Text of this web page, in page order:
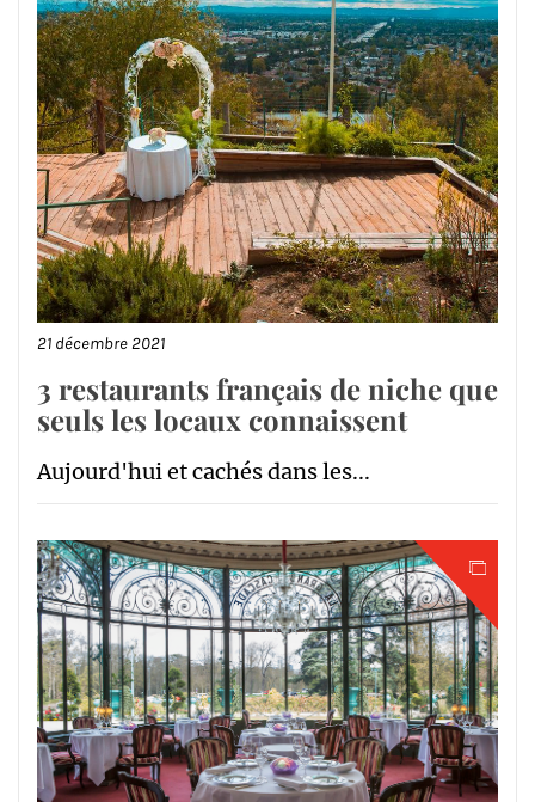
21 décembre 2021
3 restaurants français de niche que
seuls les locaux connaissent
Aujourd'hui et cachés dans les...